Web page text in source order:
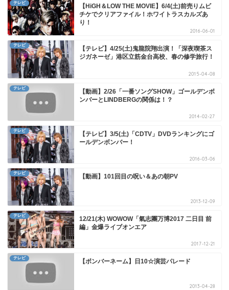
テレビ
【HiGH＆LOW THE MOVIE】6/4(土)前売りムビ
チケでクリアファイル！ホワイトラスカルズあ
り！
2016-06-01
テレビ
【テレビ】4/25(土)鬼龍院翔出演！「深夜喫茶ス
ジガネーゼ」港区立筋金台高校、春の修学旅行！
2015-04-08
テレビ
【動画】2/26「一番ソングSHOW」ゴールデンボ
ンバーとLINDBERGの関係は！？
2014-02-27
テレビ
【テレビ】3/5(土)「CDTV」DVDランキングにゴ
ールデンボンバー！
2016-03-06
テレビ 【動画】101回目の呪い＆あの朝PV
2013-12-09
テレビ
12/21(木) WOWOW「氣志團万博2017 二日目 前
編」金爆ライブオンエア
2017-12-21
テレビ 【ボンバーネーム】日10☆演芸パレード
2013-04-28